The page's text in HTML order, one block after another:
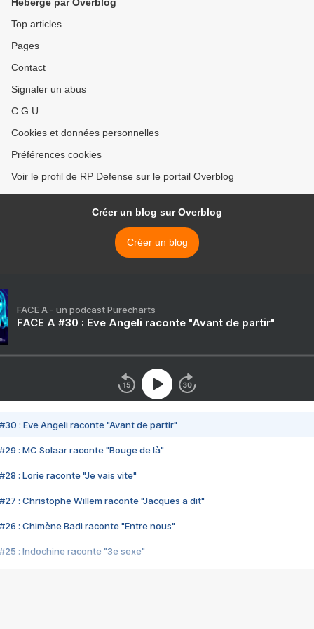
Top articles
Pages
Contact
Signaler un abus
C.G.U.
Cookies et données personnelles
Préférences cookies
Voir le profil de RP Defense sur le portail Overblog
Créer un blog sur Overblog
Créer un blog
FACE A - un podcast Purecharts
FACE A #30 : Eve Angeli raconte "Avant de partir"
#30 : Eve Angeli raconte "Avant de partir"
#29 : MC Solaar raconte "Bouge de là"
#28 : Lorie raconte "Je vais vite"
#27 : Christophe Willem raconte "Jacques a dit"
#26 : Chimène Badi raconte "Entre nous"
#25 : Indochine raconte "3e sexe"